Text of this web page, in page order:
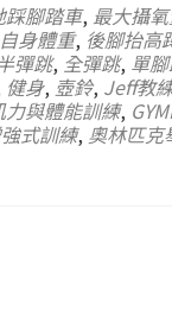
踩腳踏車, 最大攝
自身體重, 後腳抬高
彈跳, 全彈跳, 單
健身, 壺鈴, Jeff教
力與體能訓練,
式訓練, 奧林匹克